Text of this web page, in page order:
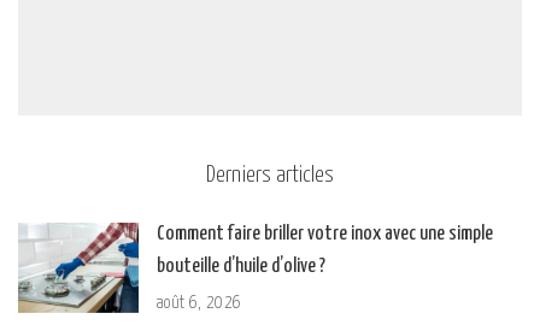
Derniers articles
Comment faire briller votre inox avec une simple
bouteille d’huile d’olive ?
août 6, 2026